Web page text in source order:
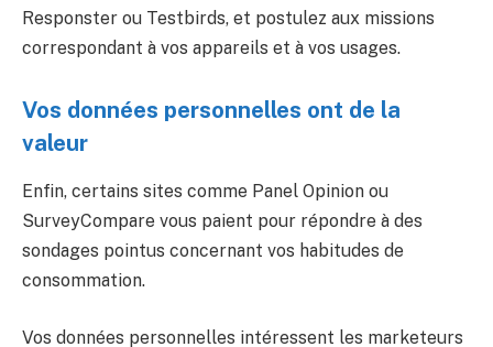
Responster ou Testbirds, et postulez aux missions
correspondant à vos appareils et à vos usages.
Vos données personnelles ont de la
valeur
Enfin, certains sites comme Panel Opinion ou
SurveyCompare vous paient pour répondre à des
sondages pointus concernant vos habitudes de
consommation.
Vos données personnelles intéressent les marketeurs